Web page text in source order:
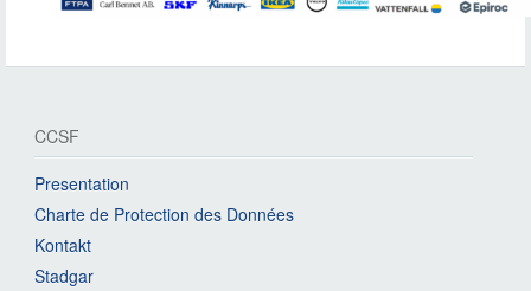
CCSF
Presentation
Charte de Protection des Données
Kontakt
Stadgar